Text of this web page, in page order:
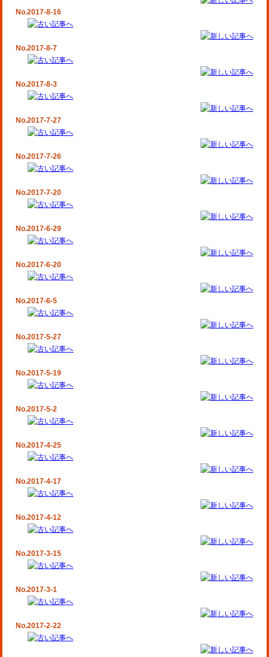
No.2017-8-16
No.2017-8-7
No.2017-8-3
No.2017-7-27
No.2017-7-26
No.2017-7-20
No.2017-6-29
No.2017-6-20
No.2017-6-5
No.2017-5-27
No.2017-5-19
No.2017-5-2
No.2017-4-25
No.2017-4-17
No.2017-4-12
No.2017-3-15
No.2017-3-1
No.2017-2-22